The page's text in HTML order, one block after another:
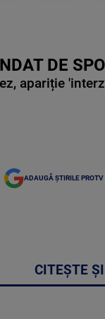
DE
apariție
ADAUGĂ ȘTIRILE PROTV
CITEȘTE